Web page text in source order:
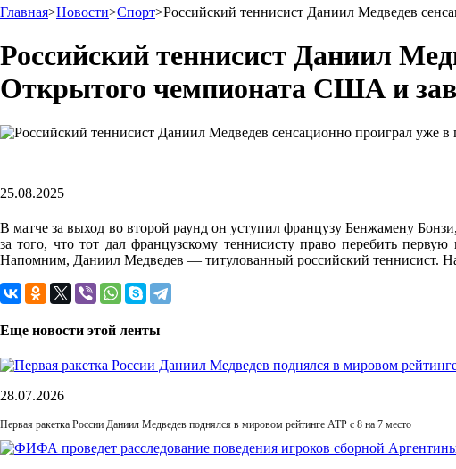
Главная>Новости>Спорт>Российский теннисист Даниил Медведев
Российский теннисист Даниил
Открытого чемпионата США и
25.08.2025
В матче за выход во второй раунд он уступил французу Бенжамену
за того, что тот дал французскому теннисисту право перебить
Напомним, Даниил Медведев — титулованный российский теннисист. На
Еще новости этой ленты
28.07.2026
Первая ракетка России Даниил Медведев поднялся в мировом рейтинге ATP с 8 на 7 место